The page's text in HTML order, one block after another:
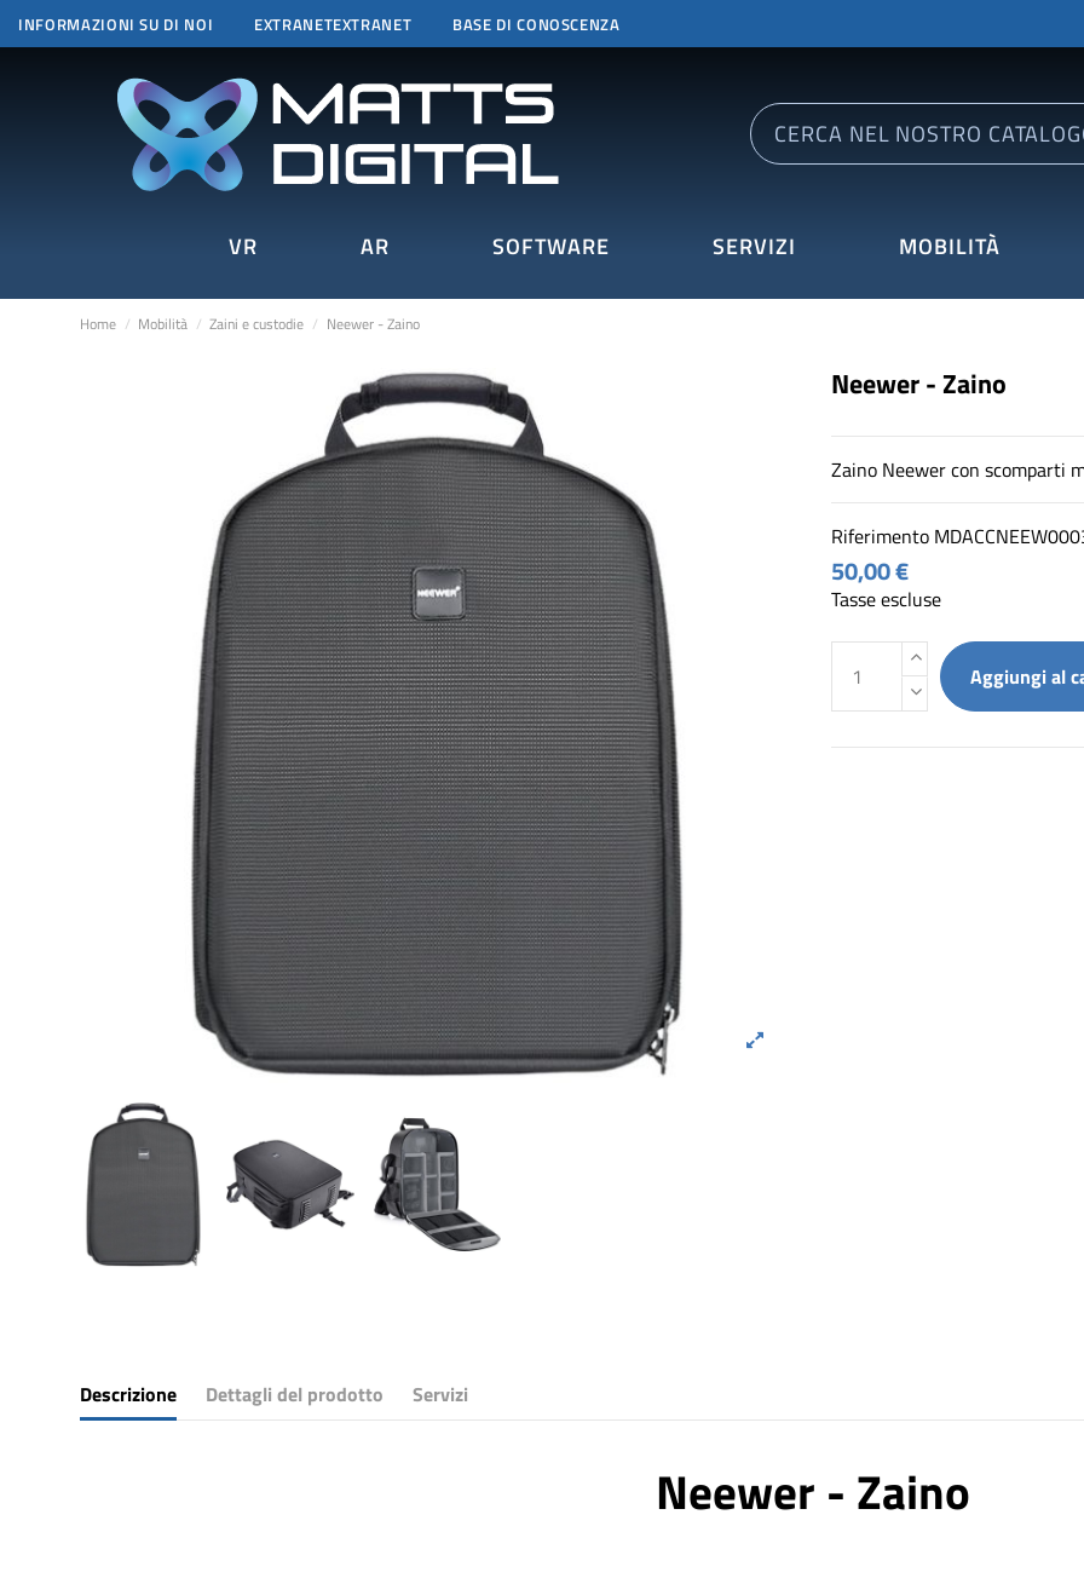
INFORMAZIONI SU DI NOI EXTRANETEXTRANET BASE DI CONOSCENZA
VR AR SOFTWARE SERVIZI MOBILITÀ
Home Mobilità Zaini e custodie Neewer - Zaino
Neewer - Zaino
Zaino Neewer con scomparti
Riferimento
50,00 €
Tasse escluse
Aggiungi al
Descrizione Dettagli del prodotto Servizi
Neewer - Zaino